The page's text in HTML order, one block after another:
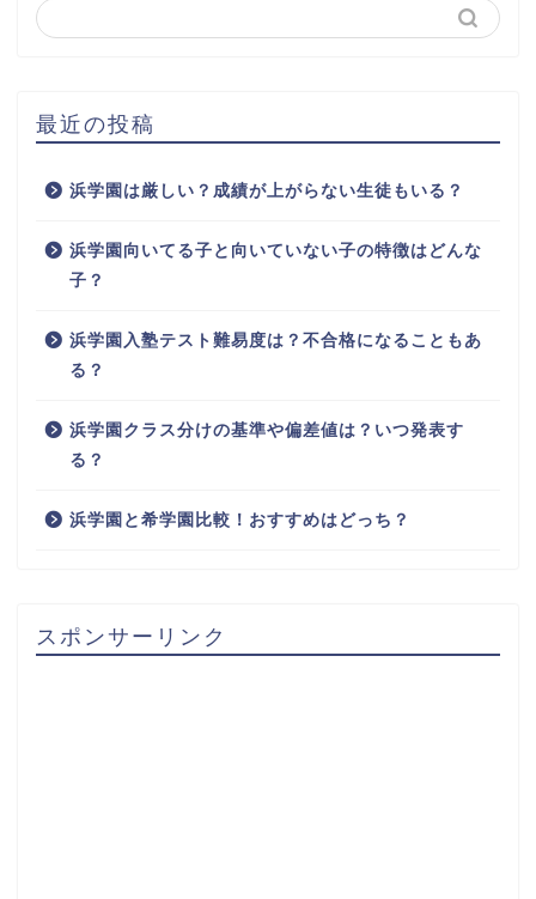
最近の投稿
浜学園は厳しい？成績が上がらない生徒もいる？
浜学園向いてる子と向いていない子の特徴はどんな
子？
浜学園入塾テスト難易度は？不合格になることもあ
る？
浜学園クラス分けの基準や偏差値は？いつ発表す
る？
浜学園と希学園比較！おすすめはどっち？
スポンサーリンク